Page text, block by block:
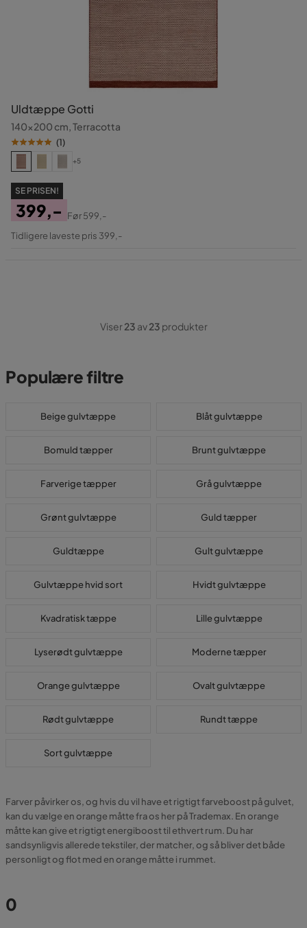
Uldtæppe Gotti
140x200 cm, Terracotta
(1)
+5
SE PRISEN!
Pris
399,-
Original
Før599,-
Tidligere laveste pris 399,-
Viser23 av23 produkter
Populære filtre
Beige gulvtæppe Blåt gulvtæppe
Bomuld tæpper Brunt gulvtæppe
Farverige tæpper Grå gulvtæppe
Grønt gulvtæppe Guld tæpper
Guldtæppe Gult gulvtæppe
Gulvtæppe hvid sort Hvidt gulvtæppe
Kvadratisk tæppe Lille gulvtæppe
Lyserødt gulvtæppe Moderne tæpper
Orange gulvtæppe Ovalt gulvtæppe
Rødt gulvtæppe Rundt tæppe
Sort gulvtæppe
Farver påvirker os, og hvis du vil have et rigtigt farveboost på gulvet,
kan du vælge en orange måtte fra os her på Trademax. En orange
måtte kan give et rigtigt energiboost til ethvert rum. Du har
sandsynligvis allerede tekstiler, der matcher, og så bliver det både
personligt og flot med en orange måtte i rummet.
0